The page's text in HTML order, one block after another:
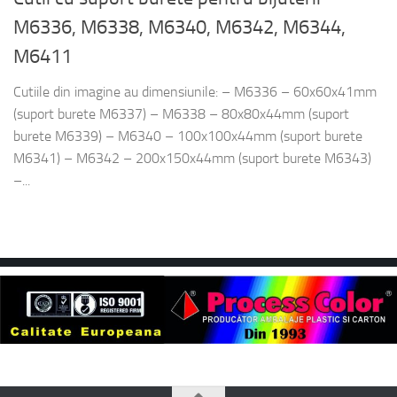
M6336, M6338, M6340, M6342, M6344,
M6411
Cutiile din imagine au dimensiunile: – M6336 – 60x60x41mm
(suport burete M6337) – M6338 – 80x80x44mm (suport
burete M6339) – M6340 – 100x100x44mm (suport burete
M6341) – M6342 – 200x150x44mm (suport burete M6343)
–...